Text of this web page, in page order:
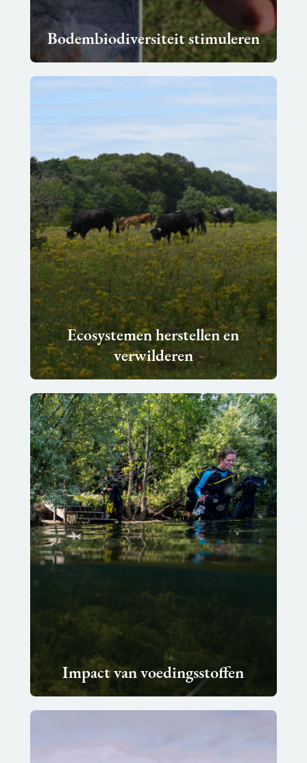
Bodembiodiversiteit stimuleren
Ecosystemen herstellen en
verwilderen
meer
Impact van voedingsstoffen